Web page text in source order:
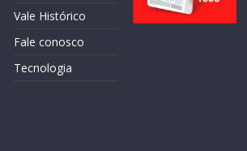
Vale Histórico
Fale conosco
Tecnologia